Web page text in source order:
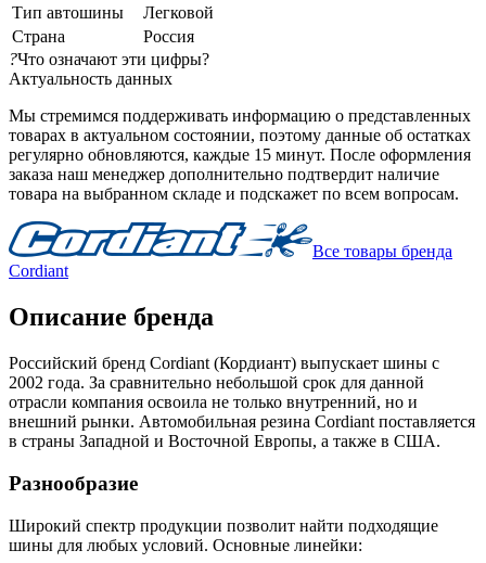
Тип автошины
Легковой
Страна
Россия
?Что означают эти цифры?
Актуальность данных
Мы стремимся поддерживать информацию о представленных
товарах в актуальном состоянии, поэтому данные об остатках
регулярно обновляются, каждые 15 минут. После оформления
заказа наш менеджер дополнительно подтвердит наличие
товара на выбранном складе и подскажет по всем вопросам.
Все товары бренда
Cordiant
Описание бренда
Российский бренд Cordiant (Кордиант) выпускает шины с
2002 года. За сравнительно небольшой срок для данной
отрасли компания освоила не только внутренний, но и
внешний рынки. Автомобильная резина Cordiant поставляется
в страны Западной и Восточной Европы, а также в США.
Разнообразие
Широкий спектр продукции позволит найти подходящие
шины для любых условий. Основные линейки: